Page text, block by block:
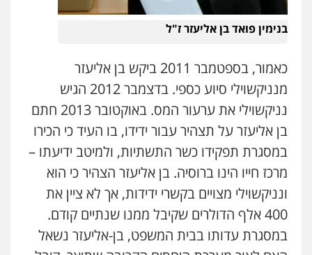
0506216813
פלילי פשיעה חמורה מעצרים וחקירות
תעבורה
0549535659
עו"ד מירב נוסבוים
לענייני אסירים
0522331443
אילן כץ – משרד עורכי דין
משפט פלילי ייצוג שוטרים וסוהרים חיילים
ועדות חקירה
0546312410
בנימין פואד בן אליעזר ז"ל
כאמור, בספטמבר 2011 ביקש בן אליעזר
מנניקשוילי סיוע כספי. בדצמבר 2012 הגיש
נניקשוילי את ערעור המס. באוקטובר 2013 חתם
בן אליעזר על תצהיר עבור ידידו, בו העיד כי הכירו
במסגרת תפקידו כשר התשתיות, ולמיטב ידיעתו –
מרכז חייו הינו ברוסיה. בן אליעזר הצהיר כי הוא
ונניקשוילי מצויים בקשרי ידידות, אך לא ציין את
400 אלף הדולרים שקיבל ממנו שנתיים קודם.
במסגרת עדותו בבית המשפט, בן-אליעזר נשאל